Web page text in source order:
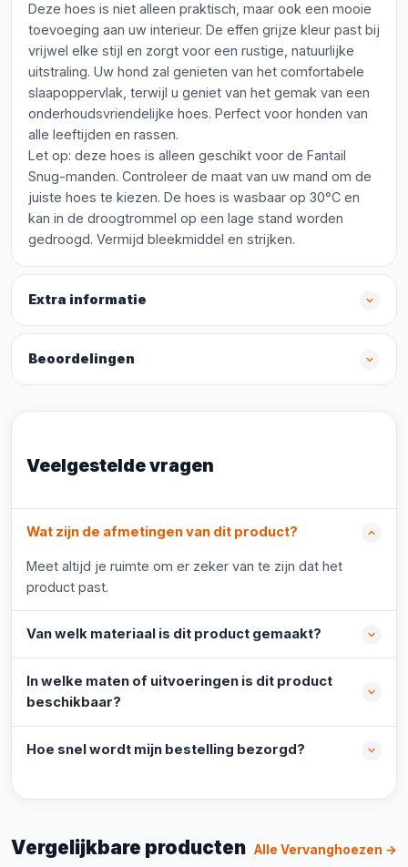
Deze hoes is niet alleen praktisch, maar ook een mooie
toevoeging aan uw interieur. De effen grijze kleur past bij
vrijwel elke stijl en zorgt voor een rustige, natuurlijke
uitstraling. Uw hond zal genieten van het comfortabele
slaapoppervlak, terwijl u geniet van het gemak van een
onderhoudsvriendelijke hoes. Perfect voor honden van
alle leeftijden en rassen.
Let op: deze hoes is alleen geschikt voor de Fantail
Snug-manden. Controleer de maat van uw mand om de
juiste hoes te kiezen. De hoes is wasbaar op 30°C en
kan in de droogtrommel op een lage stand worden
gedroogd. Vermijd bleekmiddel en strijken.
Extra informatie
Beoordelingen
Veelgestelde vragen
Wat zijn de afmetingen van dit product?
Meet altijd je ruimte om er zeker van te zijn dat het
product past.
Van welk materiaal is dit product gemaakt?
In welke maten of uitvoeringen is dit product
beschikbaar?
Hoe snel wordt mijn bestelling bezorgd?
Vergelijkbare producten Alle Vervanghoezen →